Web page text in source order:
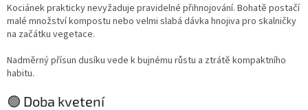
Kociánek prakticky nevyžaduje pravidelné přihnojování. Bohatě postačí
malé množství kompostu nebo velmi slabá dávka hnojiva pro skalničky
na začátku vegetace.
Nadměrný přísun dusíku vede k bujnému růstu a ztrátě kompaktního
habitu.
🟢 Doba kvetení